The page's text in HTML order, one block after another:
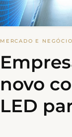
MERCADO E
novo
LED